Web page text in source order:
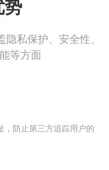
私保护、安全性、
等方面
，防止第三方追踪用户的